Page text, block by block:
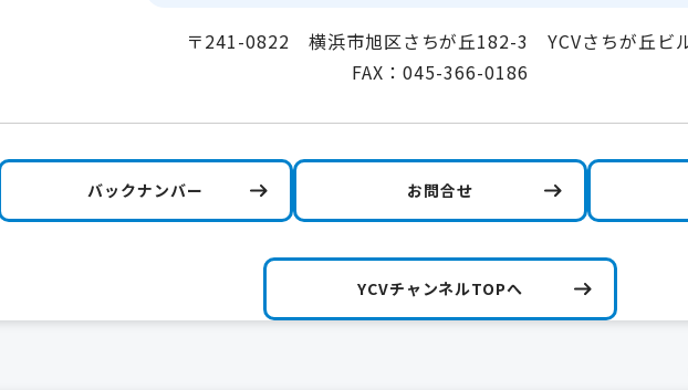
〒241-0822 横浜市旭区さちが丘182-3 YCVさちが丘ビ
FAX：045-366-0186
バックナンバー お問合せ
YCVチャンネルTOPへ